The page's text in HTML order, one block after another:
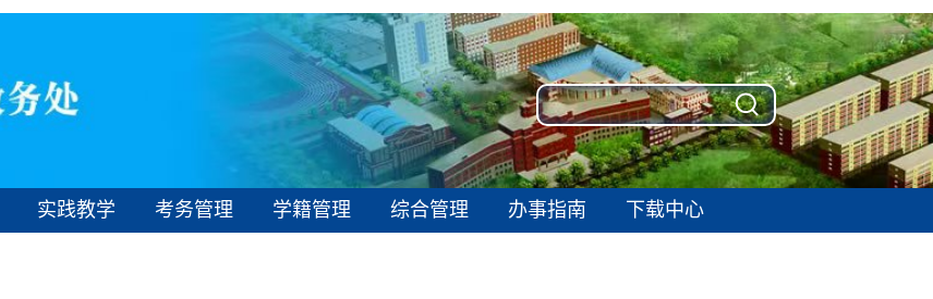
实践教学 考务管理 学籍管理 综合管理 办事指南 下载中心